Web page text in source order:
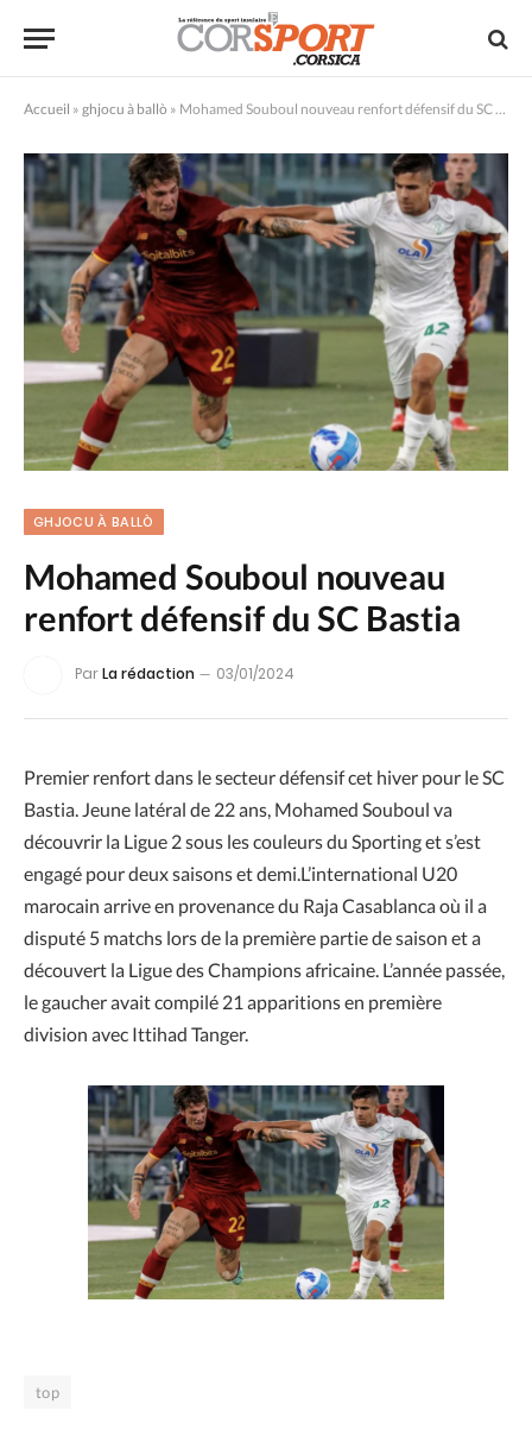
Accueil » ghjocu à ballò » Mohamed Souboul nouveau renfort défensif du SC Bastia
GHJOCU À BALLÒ
Mohamed Souboul nouveau
renfort défensif du SC Bastia
ParLa rédaction 03/01/2024
Premier renfort dans le secteur défensif cet hiver pour le SC
Bastia. Jeune latéral de 22 ans, Mohamed Souboul va
découvrir la Ligue 2 sous les couleurs du Sporting et s’est
engagé pour deux saisons et demi.L’international U20
marocain arrive en provenance du Raja Casablanca où il a
disputé 5 matchs lors de la première partie de saison et a
découvert la Ligue des Champions africaine. L’année passée,
le gaucher avait compilé 21 apparitions en première
division avec Ittihad Tanger.
top